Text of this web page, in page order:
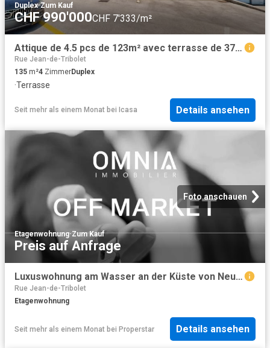
Duplex·Zum Kauf
CHF 990'000CHF 7'333/m²
Attique de 4.5 pcs de 123m² avec terrasse de 37m² et vue panoramique s
Rue Jean-de-Tribolet
135 m²4 ZimmerDuplex
·Terrasse
Seit mehr als einem Monat bei Icasa Details ansehen
Foto anschauen
Etagenwohnung·Zum Kauf
Preis auf Anfrage
Luxuswohnung am Wasser an der Küste von Neuchâtel
Rue Jean-de-Tribolet
Etagenwohnung
Seit mehr als einem Monat bei Properstar Details ansehen